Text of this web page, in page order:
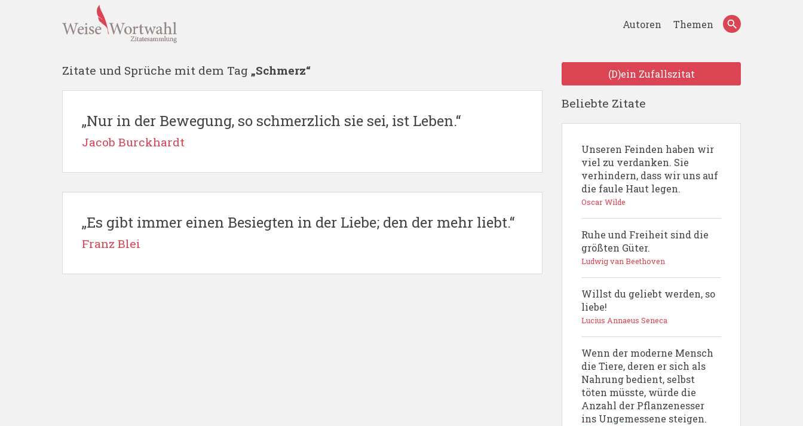
Autoren Themen
Zitate und Sprüche mit dem Tag „Schmerz“
„Nur in der Bewegung, so schmerzlich sie sei, ist Leben.“
Jacob Burckhardt
„Es gibt immer einen Besiegten in der Liebe; den der mehr liebt.“
Franz Blei
(D)ein Zufallszitat
Beliebte Zitate
Unseren Feinden haben wir
viel zu verdanken. Sie
verhindern, dass wir uns auf
die faule Haut legen.
Oscar Wilde
Ruhe und Freiheit sind die
größten Güter.
Ludwig van Beethoven
Willst du geliebt werden, so
liebe!
Lucius Annaeus Seneca
Wenn der moderne Mensch
die Tiere, deren er sich als
Nahrung bedient, selbst
töten müsste, würde die
Anzahl der Pflanzenesser
ins Ungemessene steigen.